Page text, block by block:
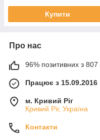
Купити
Про нас
96% позитивних з 807
Працює з 15.09.2016
м. Кривий Ріг
Кривий Ріг, Україна
Контакти